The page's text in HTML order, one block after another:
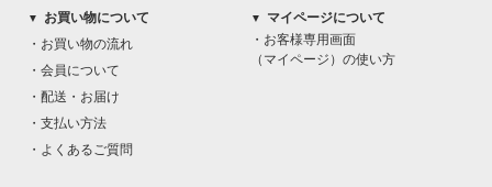
▼
お買い物について
・お買い物の流れ
・会員について
・配送・お届け
・支払い方法
・よくあるご質問
▼
マイページについて
・お客様専用画面
（マイページ）の使い方